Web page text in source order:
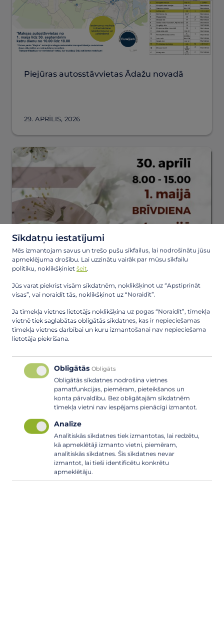
Piejūras autosstāvvietas Ādažu novadā
29. APRĪLIS, 2026
Darba laiks pirmssvētku dienā
29. APRĪLIS, 2026
Lapu, zāles nodošanas akcija Ādažu
novadā maijā!
Sīkdatņu iestatījumi
Mēs izmantojam savus un trešo pušu sīkfailus, lai nodrošinātu jūsu
apmeklējuma drošību. Lai uzzinātu vairāk par mūsu sīkfailu
politiku, noklikšķiniet šeit.
Jūs varat piekrist visām sīkdatnēm, noklikšķinot uz “Apstiprināt
visas”, vai noraidīt tās, noklikšķinot uz “Noraidīt”.
Ja tīmekļa vietnes lietotājs noklikšķina uz pogas “Noraidīt”, tīmekļa
vietnē tiek saglabātas obligātās sīkdatnes, kas ir nepieciešamas
tīmekļa vietnes darbībai un kuru izmantošanai nav nepieciešama
lietotāja piekrišana.
Obligātās Obligāts
Obligātās sīkdatnes nodrošina vietnes
pamatfunkcijas, piemēram, pieteikšanos un
konta pārvaldību. Bez obligātajām sīkdatnēm
tīmekļa vietni nav iespējams pienācīgi izmantot.
Analīze
Analītiskās sīkdatnes tiek izmantotas, lai redzētu,
kā apmeklētāji izmanto vietni, piemēram,
analītiskās sīkdatnes. Šīs sīkdatnes nevar
izmantot, lai tieši identificētu konkrētu
apmeklētāju.